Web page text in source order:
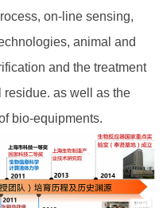
on-line sensing,
animal and
and the treatment
residue. as well as the
bio-equipments.